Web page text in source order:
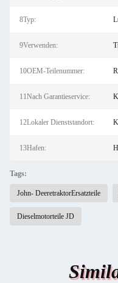
8Typ:
9Verwenden:
10OEM-Teilenummer:
11Nach Garantieservice:
12Lokaler Dienststandort:
13Hafen:
Tags:
John- DeeretraktorErsatzteile
Dieselmotorteile JD